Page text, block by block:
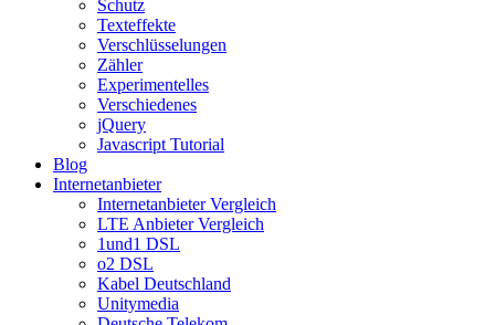
Schutz
Texteffekte
Verschlüsselungen
Zähler
Experimentelles
Verschiedenes
jQuery
Javascript Tutorial
Blog
Internetanbieter
Internetanbieter Vergleich
LTE Anbieter Vergleich
1und1 DSL
o2 DSL
Kabel Deutschland
Unitymedia